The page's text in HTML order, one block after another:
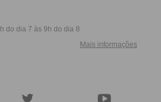
a sua Inteligência